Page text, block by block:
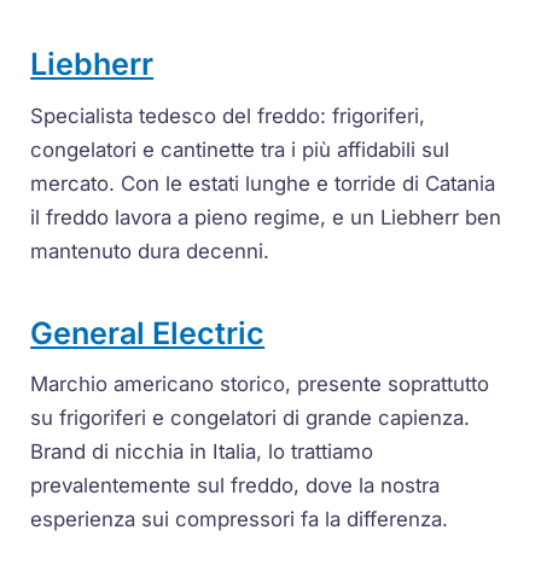
Liebherr
Specialista tedesco del freddo: frigoriferi,
congelatori e cantinette tra i più affidabili sul
mercato. Con le estati lunghe e torride di Catania
il freddo lavora a pieno regime, e un Liebherr ben
mantenuto dura decenni.
General Electric
Marchio americano storico, presente soprattutto
su frigoriferi e congelatori di grande capienza.
Brand di nicchia in Italia, lo trattiamo
prevalentemente sul freddo, dove la nostra
esperienza sui compressori fa la differenza.